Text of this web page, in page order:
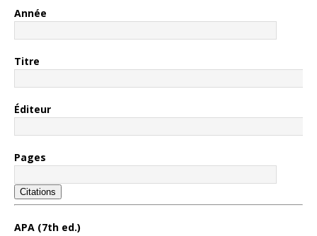
Année
Titre
Éditeur
Pages
Citations
APA (7th ed.)